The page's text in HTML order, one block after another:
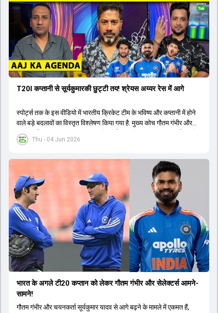
Thu - 04 Jun 2026
T20I कप्तानी से सूर्यकुमारकी छुट्टी तय! श्रेयस अय्यर रेस में आगे
स्पोर्ट्स तक के इस वीडियो में भारतीय क्रिकेट टीम के भविष्य और कप्तानी में होने
वाले बड़े बदलावों का विस्तृत विश्लेषण किया गया है. मुख्य कोच गौतम गंभीर और
चयनकर्ता अजीत अगरकर 2027 वनडे वर्ल्ड कप और 2028 टी20 वर्ल्ड कप के
लिए दीर्घकालिक योजना बना रहे हैं. चर्चा के अनुसार, सूर्यकुमार यादव के स्थान पर
तिलक वर्मा और ईशान किशन उपकप्तानी की रेस में हैं. हार्दिक पंड्या की फिटनेस
चिंताओं के बीच नीतीश कुमार रेड्डी को उनके बैकअप के तौर पर तैयार किया जा
रहा है. वीडियो में वैभव सूर्यवंशी के डेब्यू, अभिषेक शर्मा और संजू सैमसन की ओपनिंग
भूमिका और टेस्ट क्रिकेट के भविष्य पर भी प्रकाश डाला गया है. इसके अतिरिक्त,
ईएसपीएन की 21वीं सदी के टॉप 25 क्रिकेटर्स की सूची, इम्पैक्ट प्लेयर रूल का
ऑलराउंडर्स पर प्रभाव और भारत-अफगानिस्तान टेस्ट मैच जैसे महत्वपूर्ण विषयों
पर तथ्यात्मक जानकारी साझा की गई है.
भारत के अगले टी20 कप्तान को लेकर गौतम गंभीर और सेलेक्टर्स आमने-
सामने!
गौतम गंभीर और चयनकर्ता सूर्यकुमार यादव से आगे बढ़ने के मामले में एकमत हैं,